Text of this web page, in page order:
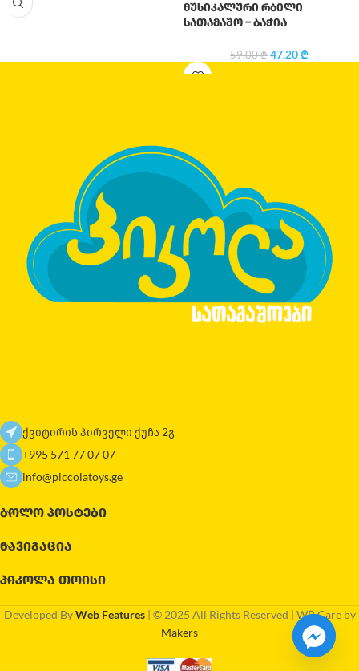
მუსიკალური რბილი
სათამაშო – ბაჭია
59.00₾ 47.20₾
ქვიტირის პირველი ქუჩა 2გ
+995 571 77 07 07
info@piccolatoys.ge
ᲑᲝᲚᲝ ᲞᲝᲡᲢᲔᲑᲘ
ᲜᲐᲕᲘᲒᲐᲪᲘᲐ
ᲞᲘᲙᲝᲚᲐ ᲗᲝᲘᲡᲘ
Developed ByWeb Features | © 2025 All Rights Reserved | WP Care by
Makers